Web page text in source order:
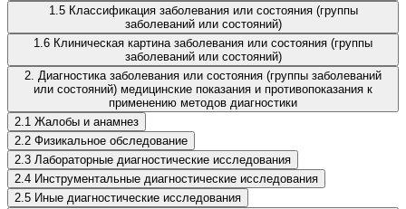
1.5 Классификация заболевания или состояния (группы
заболеваний или состояний)
1.6 Клиническая картина заболевания или состояния (группы
заболеваний или состояний)
2. Диагностика заболевания или состояния (группы заболеваний
или состояний) медицинские показания и противопоказания к
применению методов диагностики
2.1 Жалобы и анамнез
2.2 Физикальное обследование
2.3 Лабораторные диагностические исследования
2.4 Инструментальные диагностические исследования
2.5 Иные диагностические исследования